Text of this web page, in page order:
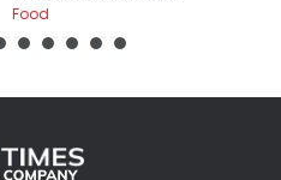
Food